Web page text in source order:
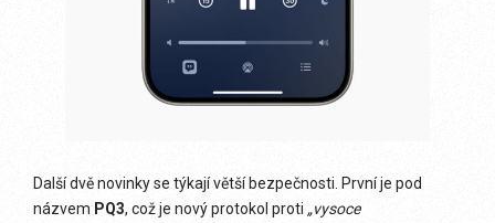
Další dvě novinky se týkají větší bezpečnosti. První je pod
názvem PQ3, což je nový protokol proti „vysoce